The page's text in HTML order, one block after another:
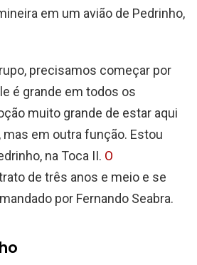
em um avião de Pedrinho,
precisamos começar por
é grande em todos os
muito grande de estar aqui
em outra função. Estou
na Toca II. O
de três anos e meio e se
por Fernando Seabra.